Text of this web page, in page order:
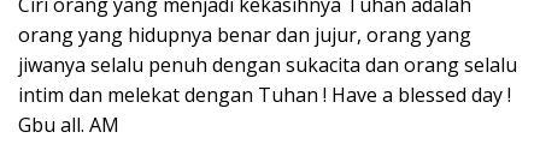
orang yang hidupnya benar dan jujur, orang yang
jiwanya selalu penuh dengan sukacita dan orang selalu
intim dan melekat dengan Tuhan ! Have a blessed day !
Gbu all. AM